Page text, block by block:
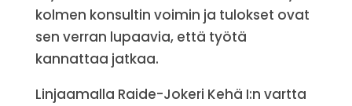
kolmen konsultin voimin ja tulokset ovat
sen verran lupaavia, että työtä
kannattaa jatkaa.
Linjaamalla Raide-Jokeri Kehä I:n vartta